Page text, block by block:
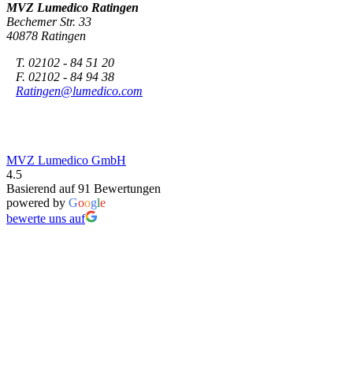
MVZ Lumedico Ratingen
Bechemer Str. 33
40878 Ratingen
T. 02102 - 84 51 20
F. 02102 - 84 94 38
Ratingen@lumedico.com
MVZ Lumedico GmbH
4.5
Basierend auf 91 Bewertungen
powered by Google
bewerte uns auf